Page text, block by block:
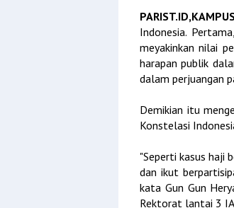
Indonesia.
meyakinkan nilai
harapan publik
dalam perjuangan
Demikian itu
Konstelasi
"Seperti kasus haji
dan ikut
kata Gun Gun
Rektorat lantai 3